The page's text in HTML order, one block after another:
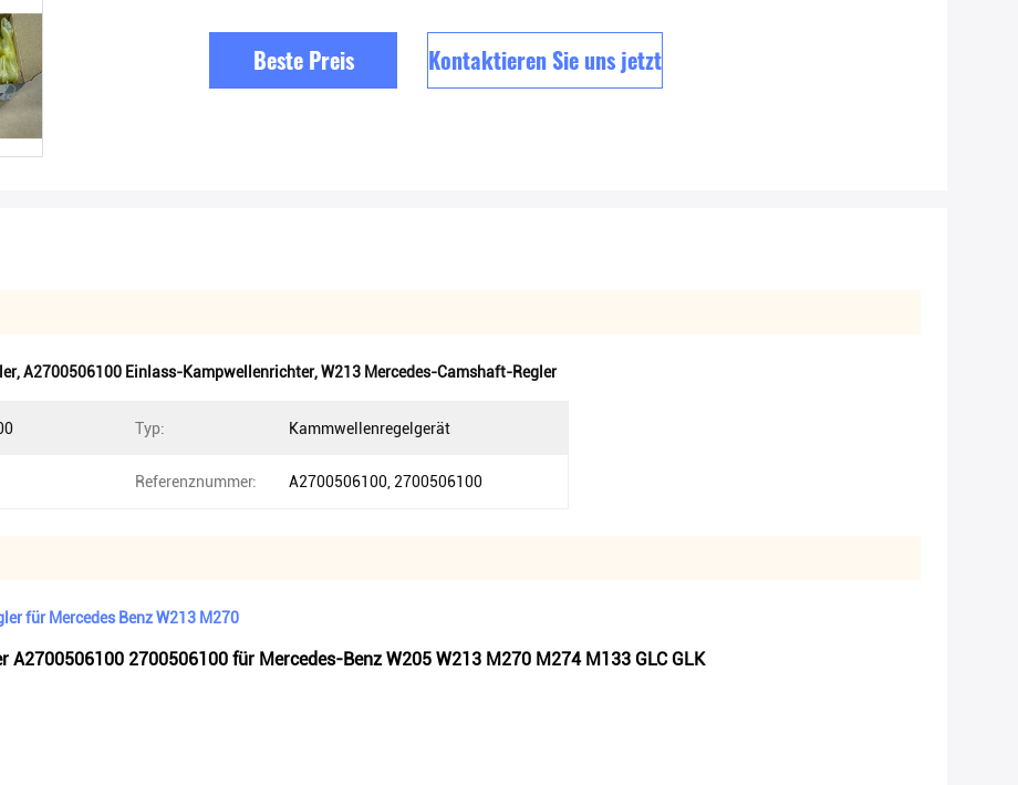
Beste Preis Kontaktieren Sie uns jetzt
,A2700506100 Einlass-Kampwellenrichter,W213 Mercedes-Camshaft-Regler
Typ: Kammwellenregelgerät
Referenznummer: A2700506100, 2700506100
für Mercedes Benz W213 M270
2700506100 für Mercedes-Benz W205 W213 M270 M274 M133 GLC GLK